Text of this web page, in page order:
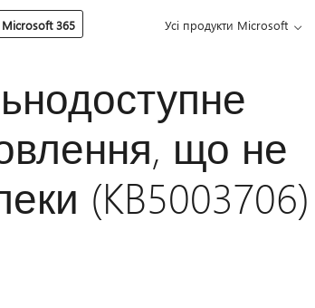
365 Усі продукти Microsoft
що не
(KB5003706)